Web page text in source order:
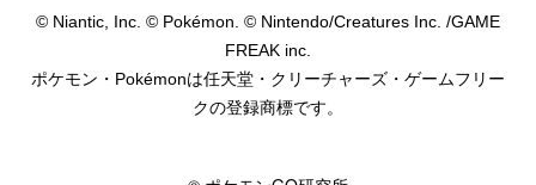
© Niantic, Inc. © Pokémon. © Nintendo/Creatures Inc. /GAME
FREAK inc.
ポケモン・Pokémonは任天堂・クリーチャーズ・ゲームフリー
クの登録商標です。